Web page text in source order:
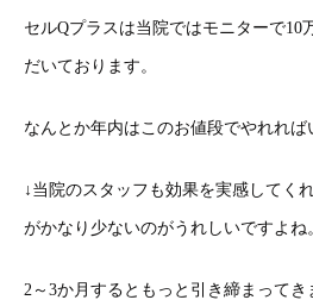
セルQプラスは当院ではモニターで10
だいております。
なんとか年内はこのお値段でやれれば
↓当院のスタッフも効果を実感してく
がかなり少ないのがうれしいですよね
2～3か月するともっと引き締まってき